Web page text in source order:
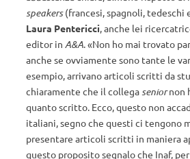
speakers(francesi, spagnoli, tedeschi
Laura Pentericci, anche lei
editor in A&A. «Non ho mai trovato
anche se ovviamente sono tante le
esempio, arrivano articoli scritti da
chiaramente che il collegaseniornon
quanto scritto. Ecco, questo non
italiani, segno che questi ci tengono
presentare articoli scritti in maniera
questo proposito segnalo che Inaf,